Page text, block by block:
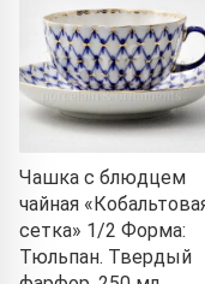
Чашка с блюдцем
чайная
сетка» 1/2 Форма:
Тюльпан. Твердый